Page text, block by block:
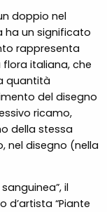
doppio nel
ha un significato
rappresenta
italiana, che
quantità
del disegno
ricamo,
della stessa
nel disegno (nella
il
d’artista “Piante